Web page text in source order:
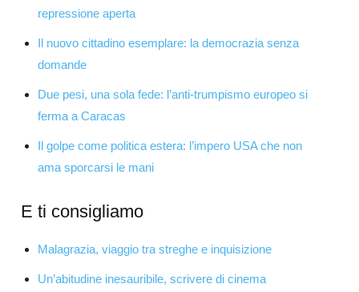
repressione aperta
Il nuovo cittadino esemplare: la democrazia senza
domande
Due pesi, una sola fede: l’anti-trumpismo europeo si
ferma a Caracas
Il golpe come politica estera: l’impero USA che non
ama sporcarsi le mani
E ti consigliamo
Malagrazia, viaggio tra streghe e inquisizione
Un’abitudine inesauribile, scrivere di cinema